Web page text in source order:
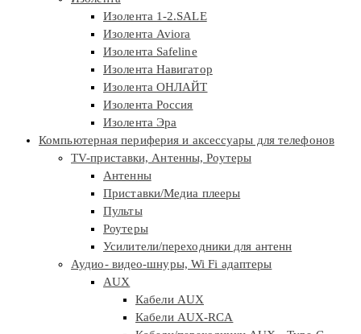
Изолента 1-2.SALE
Изолента Aviora
Изолента Safeline
Изолента Навигатор
Изолента ОНЛАЙТ
Изолента Россия
Изолента Эра
Компьютерная периферия и аксессуары для телефонов
TV-приставки, Антенны, Роутеры
Антенны
Приставки/Медиа плееры
Пульты
Роутеры
Усилители/переходники для антенн
Аудио- видео-шнуры, Wi Fi адаптеры
AUX
Кабели AUX
Кабели AUX-RCA